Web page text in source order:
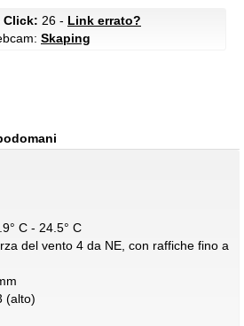
Click: 26 - Link errato?
Skaping
C - 24.5° C
del vento 4 da NE, con raffiche fino a
(alto)